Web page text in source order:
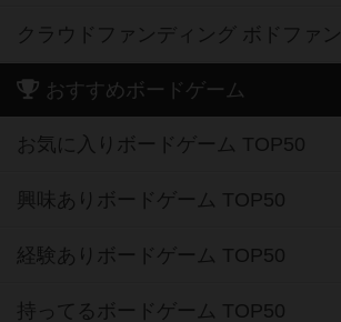
クラウドファンディング ボドファン
おすすめボードゲーム
お気に入りボードゲーム TOP50
興味ありボードゲーム TOP50
経験ありボードゲーム TOP50
持ってるボードゲーム TOP50